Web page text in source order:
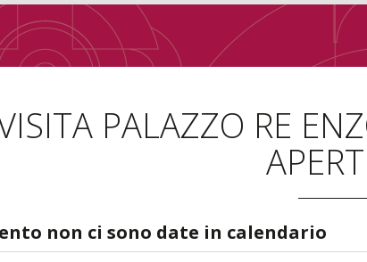
PALAZZO RE
non ci sono date in calendario